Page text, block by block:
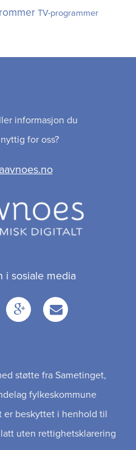
TV-programmer
informasjon du
for oss?
i sosiale media
støtte fra Sametinget,
fylkeskommune
beskyttet i henhold til
uten rettighetsklarering